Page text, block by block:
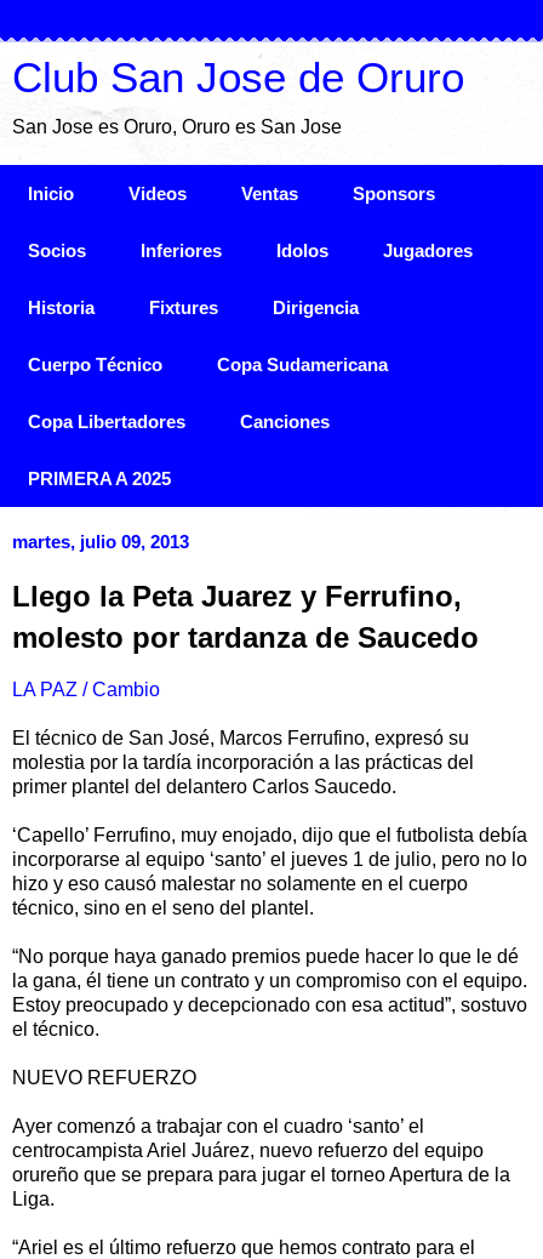
Club San Jose de Oruro
San Jose es Oruro, Oruro es San Jose
Inicio Videos Ventas Sponsors
Socios Inferiores Idolos Jugadores
Historia Fixtures Dirigencia
Cuerpo Técnico Copa Sudamericana
Copa Libertadores Canciones
PRIMERA A 2025
martes, julio 09, 2013
Llego la Peta Juarez y Ferrufino,
molesto por tardanza de Saucedo
LA PAZ / Cambio
El técnico de San José, Marcos Ferrufino, expresó su
molestia por la tardía incorporación a las prácticas del
primer plantel del delantero Carlos Saucedo.
‘Capello’ Ferrufino, muy enojado, dijo que el futbolista debía
incorporarse al equipo ‘santo’ el jueves 1 de julio, pero no lo
hizo y eso causó malestar no solamente en el cuerpo
técnico, sino en el seno del plantel.
“No porque haya ganado premios puede hacer lo que le dé
la gana, él tiene un contrato y un compromiso con el equipo.
Estoy preocupado y decepcionado con esa actitud”, sostuvo
el técnico.
NUEVO REFUERZO
Ayer comenzó a trabajar con el cuadro ‘santo’ el
centrocampista Ariel Juárez, nuevo refuerzo del equipo
orureño que se prepara para jugar el torneo Apertura de la
Liga.
“Ariel es el último refuerzo que hemos contrato para el